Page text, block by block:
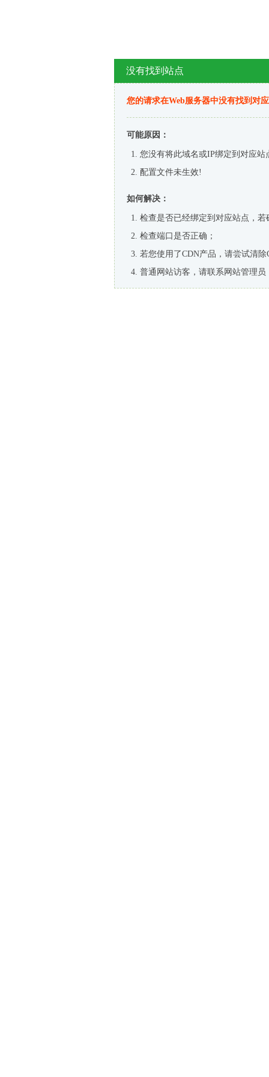
没有找到站点
您的请求在Web服务器中没有找到对
可能原因：
您没有将此域名或IP绑定到对应站
配置文件未生效!
如何解决：
检查是否已经绑定到对应站点，
检查端口是否正确；
若您使用了CDN产品，请尝试清除
普通网站访客，请联系网站管理员